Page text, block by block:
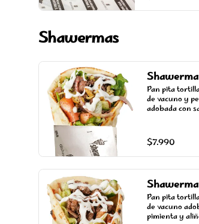
Shawermas
Pan pita
de vacuno y
adobada con
salsa, tomate y
$7.990
Pan pita
de vacuno
pimienta y